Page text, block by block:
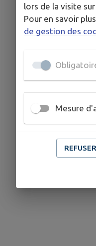
lors de la visite sur
Pour en savoir
de gestion des
Mesure
REFUSER